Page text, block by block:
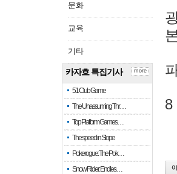
문화
교육
기타
카자흐 특집기사
51 Club Game
The Unassuming Thr…
Top Platform Games…
The speed in Slope
Pokerogue: The Pok…
Snow Rider: Endles…
more
8